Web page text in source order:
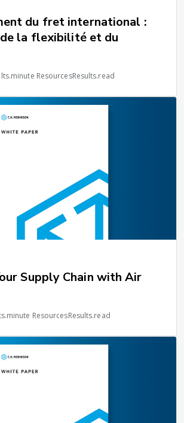
du fret international :
la flexibilité et du
ResourcesResults.read
Supply Chain with Air
ResourcesResults.read